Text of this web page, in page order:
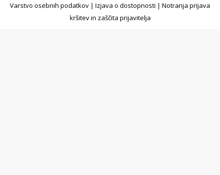
Varstvo osebnih podatkov | Izjava o dostopnosti | Notranja prijava
kršitev in zaščita prijavitelja